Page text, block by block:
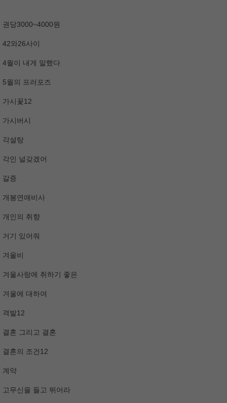
권당3000~4000원
42와26사이
4월이 내게 말했다
5월의 프러포즈
가시꽃12
가시버시
각설탕
각인 널갖겠어
갈증
개봉연애비사
개인의 취향
거기 있어줘
겨울비
겨울사랑에 취하기 좋은
겨울에 대하여
격발12
결혼 그리고 결혼
결혼의 조건12
계약
고무신을 들고 뛰어라